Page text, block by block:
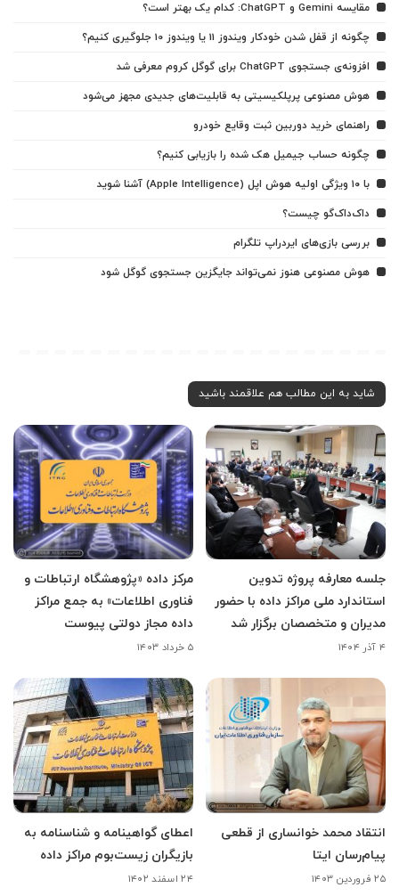
مقایسه Gemini و ChatGPT: کدام یک بهتر است؟
چگونه از قفل شدن خودکار ویندوز 11 یا ویندوز 10 جلوگیری کنیم؟
افزونه‌ی جستجوی ChatGPT برای گوگل کروم معرفی شد
هوش مصنوعی پرپلکیسیتی به قابلیت‌های جدیدی مجهز می‌شود
راهنمای خرید دوربین ثبت وقایع خودرو
چگونه حساب جیمیل هک شده را بازیابی کنیم؟
با ۱۰ ویژگی اولیه هوش اپل (Apple Intelligence) آشنا شوید
داک‌داک‌گو چیست؟
بررسی بازی‌های ایردراپ تلگرام
هوش مصنوعی هنوز نمی‌تواند جایگزین جستجوی گوگل شود
شاید به این مطالب هم علاقمند باشید
جلسه معارفه پروژه تدوین
استاندارد ملی مراکز داده با حضور
مدیران و متخصصان برگزار شد
۴ آذر ۱۴۰۴
مرکز داده «پژوهشگاه ارتباطات و
فناوری اطلاعات» به جمع مراکز
داده مجاز دولتی پیوست
۵ خرداد ۱۴۰۳
انتقاد محمد خوانساری از قطعی
پیام‌رسان ایتا
۲۵ فروردین ۱۴۰۳
اعطای گواهینامه و شناسنامه به
بازیگران زیست‌بوم مراکز داده
۲۴ اسفند ۱۴۰۲